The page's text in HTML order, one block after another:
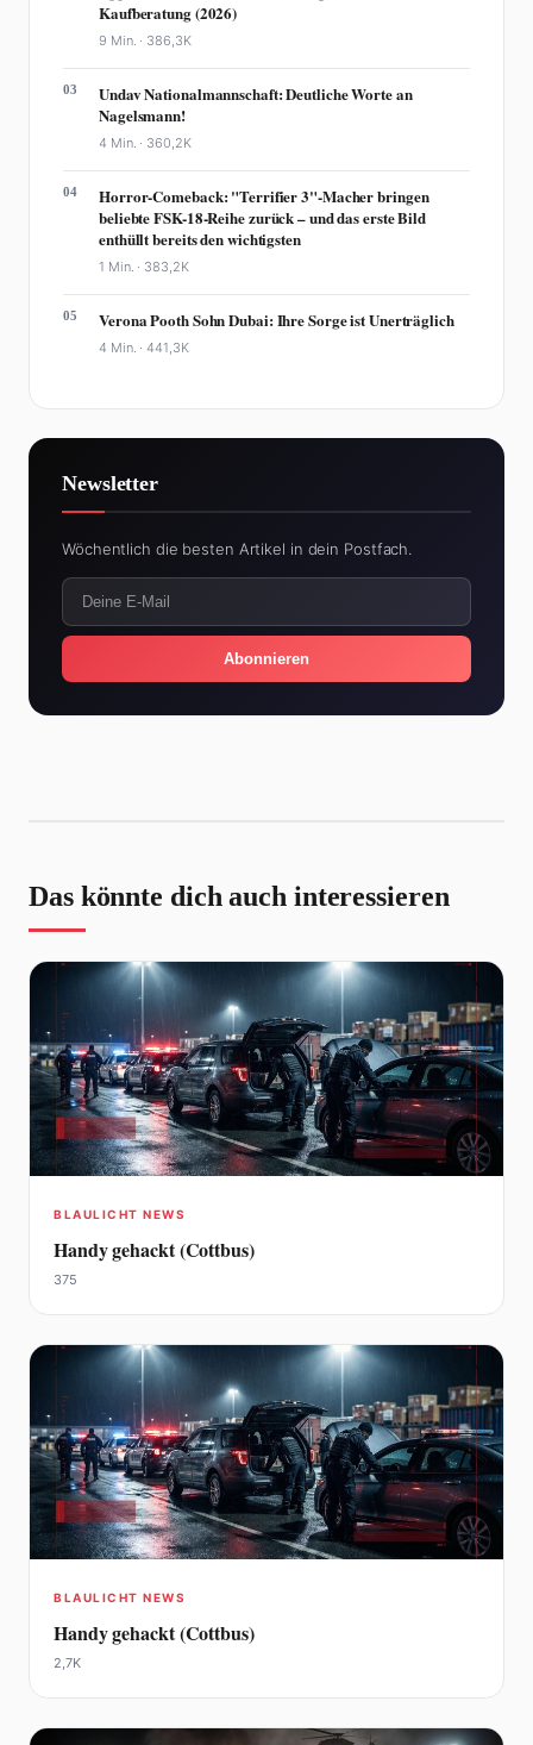
Kaufberatung (2026)
9 Min. · 386,3K
03
Undav Nationalmannschaft: Deutliche Worte an
Nagelsmann!
4 Min. · 360,2K
04
Horror-Comeback: "Terrifier 3"-Macher bringen
beliebte FSK-18-Reihe zurück – und das erste Bild
enthüllt bereits den wichtigsten
1 Min. · 383,2K
05 Verona Pooth Sohn Dubai: Ihre Sorge ist Unerträglich
4 Min. ·441,3K
Newsletter
Wöchentlich die besten Artikel in dein Postfach.
Abonnieren
Das könnte dich auch interessieren
BLAULICHT NEWS
Handy gehackt (Cottbus)
375
BLAULICHT NEWS
Handy gehackt (Cottbus)
2,7K